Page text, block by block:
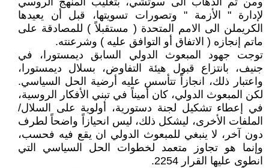
لإدارة " الأزمة " وتصورات تسويتها، قبل أن يعيدها
الكريملن الى الامم المتحدة ( مستقبلاً ) للمصادقة على
ماتم إنجازه ( الاتفاق أو التوافق عليه ) وشرعنته.
توجت جهود المبعوث الدولي السابق ديمستورا، في
جنيف، بانتزاع قبول هيئة التفاوض، بسلال ديمستورا،
واعتبار ذلك، انجازاً تتأسس عليه أرضية الحل السياسي.
لكن المبعوث الدولي، كان أميناً في تبني الأفكار الروسية،
في إعطاء تشكيل لجنة دستورية، أولوية على السلال/
الملفات الأخرى، ليشكل ذلك، ليس انحيازاً واضحاً لطرف
دون آخر، لا ينبغي للمبعوث الدولي ان يقع فيه فحسب،
وإنما هو تجاوز متعمد لخطوات الحل السياسي التي
انطوى عليها القرار 2254.